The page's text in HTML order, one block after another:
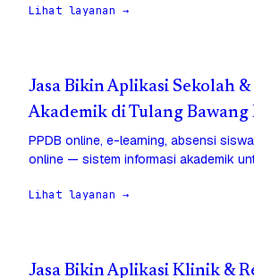
Lihat layanan →
Jasa Bikin Aplikasi Sekolah &
Akademik di Tulang Bawang
PPDB online, e-learning, absensi
online — sistem informasi akademik
Lihat layanan →
Jasa Bikin Aplikasi Klinik &